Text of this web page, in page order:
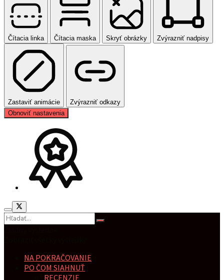
Čítacia linka Čítacia maska Skryť obrázky Zvýrazniť nadpisy
Zastaviť animácie
Zvýrazniť odkazy
Obnoviť nastavenia
NA POKRAČOVANIE
PO ČOM SIAHNUŤ
RECENZIE